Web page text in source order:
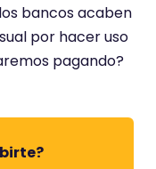
bancos acaben
por hacer uso
pagando?